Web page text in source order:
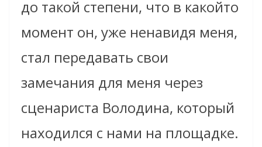
до такой степени, что в какой­то
момент он, уже ненавидя меня,
стал передавать свои
замечания для меня через
сценариста Володина, который
находился с нами на площадке.